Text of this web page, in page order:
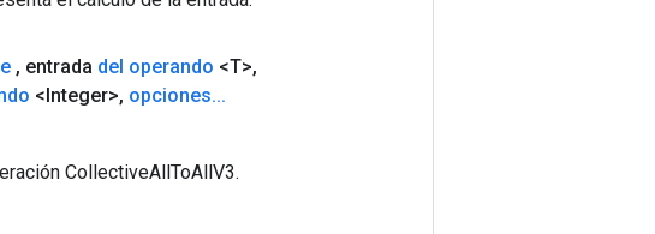
, entrada del operando <T>,
<Integer>, opciones...
CollectiveAllToAllV3.